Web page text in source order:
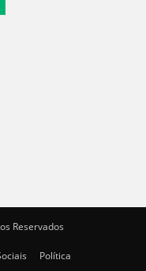
Reservados
Política